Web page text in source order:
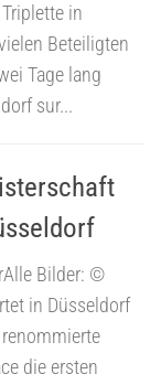
in
Beteiligten
Tage lang
sur...
Bilder: ©
in Düsseldorf
die ersten